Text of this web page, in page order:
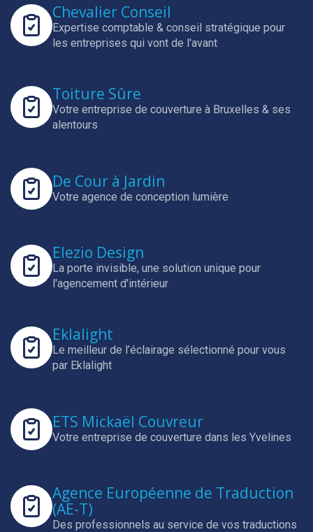
Chevalier Conseil
Expertise comptable & conseil stratégique pour
les entreprises qui vont de l'avant
Toiture Sûre
Votre entreprise de couverture à Bruxelles & ses
alentours
De Cour à Jardin
Votre agence de conception lumière
Elezio Design
La porte invisible, une solution unique pour
l'agencement d'intérieur
Eklalight
Le meilleur de l’éclairage sélectionné pour vous
par Eklalight
ETS Mickaël Couvreur
Votre entreprise de couverture dans les Yvelines
Agence Européenne de Traduction
(AE-T)
Des professionnels au service de vos traductions